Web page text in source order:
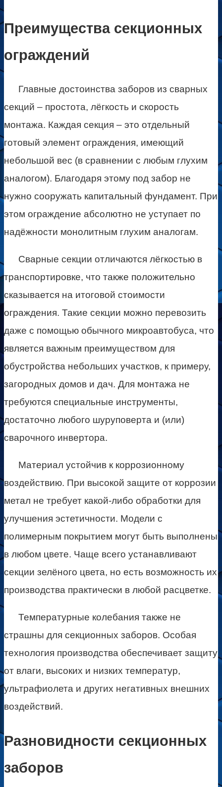
Преимущества секционных
ограждений
Главные достоинства заборов из сварных
секций – простота, лёгкость и скорость
монтажа. Каждая секция – это отдельный
готовый элемент ограждения, имеющий
небольшой вес (в сравнении с любым глухим
аналогом). Благодаря этому под забор не
нужно сооружать капитальный фундамент. При
этом ограждение абсолютно не уступает по
надёжности монолитным глухим аналогам.
Сварные секции отличаются лёгкостью в
транспортировке, что также положительно
сказывается на итоговой стоимости
ограждения. Такие секции можно перевозить
даже с помощью обычного микроавтобуса, что
является важным преимуществом для
обустройства небольших участков, к примеру,
загородных домов и дач. Для монтажа не
требуются специальные инструменты,
достаточно любого шуруповерта и (или)
сварочного инвертора.
Материал устойчив к коррозионному
воздействию. При высокой защите от коррозии
метал не требует какой-либо обработки для
улучшения эстетичности. Модели с
полимерным покрытием могут быть выполнены
в любом цвете. Чаще всего устанавливают
секции зелёного цвета, но есть возможность их
производства практически в любой расцветке.
Температурные колебания также не
страшны для секционных заборов. Особая
технология производства обеспечивает защиту
от влаги, высоких и низких температур,
ультрафиолета и других негативных внешних
воздействий.
Разновидности секционных
заборов